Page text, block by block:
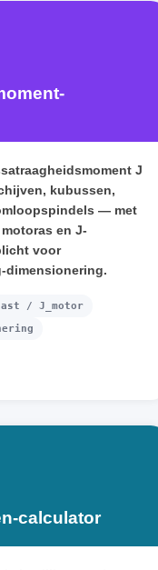
J
kubussen,
— met
en J-
voor
dimensionering.
/ J_motor
calculator